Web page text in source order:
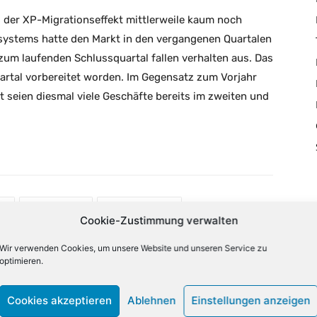
Cookie-Zustimmung verwalten
verwenden Cookies, um unsere Website und unseren Service zu
Cookies akzeptieren Ablehnen Einstellungen anzeigen
XP-Migrationseffekt mittlerweile kaum noch
hatte den Markt in den vergangenen Quartalen
laufenden Schlussquartal fallen verhalten aus. Das
vorbereitet worden. Im Gegensatz zum Vorjahr
diesmal viele Geschäfte bereits im zweiten und
Juniper-CEO Kheradpir tritt zurück